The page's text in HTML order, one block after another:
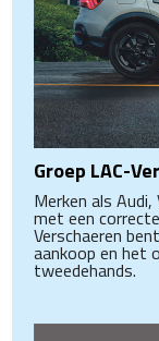
Groep LAC-
Merken als
met een
Verschaeren
aankoop en het
tweedehands.